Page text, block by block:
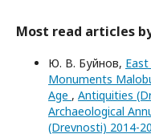
Most read articles
Ю. В. Буйнов,
Monuments
Age , Antiquities
Archaeological
(Drevnosti) 2014-